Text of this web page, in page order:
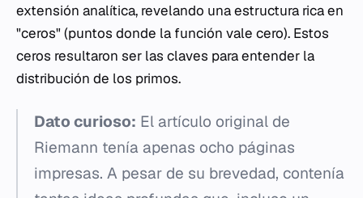
extensión analítica, revelando una estructura rica en
"ceros" (puntos donde la función vale cero). Estos
ceros resultaron ser las claves para entender la
distribución de los primos.
Dato curioso: El artículo original de
Riemann tenía apenas ocho páginas
impresas. A pesar de su brevedad, contenía